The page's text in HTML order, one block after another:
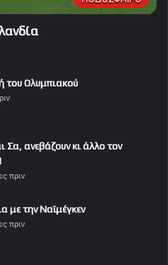
του Ολυμπιακού
Σα, ανεβάζουν κι άλλο τον
πριν
με την Ναϊμέγκεν
πριν